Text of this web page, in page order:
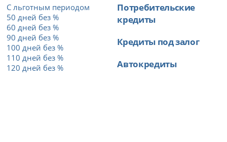
С льготным периодом
50 дней без %
60 дней без %
90 дней без %
100 дней без %
110 дней без %
120 дней без %
Потребительские
кредиты
Кредиты под залог
Автокредиты